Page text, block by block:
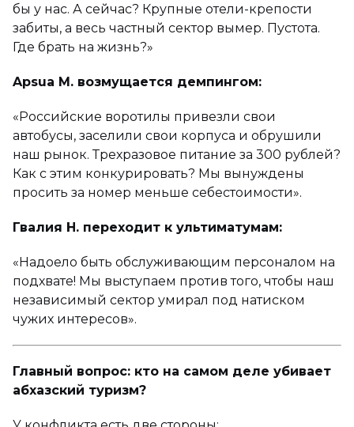
бы у нас. А сейчас? Крупные отели-крепости
забиты, а весь частный сектор вымер. Пустота.
Где брать на жизнь?»
Apsua M. возмущается демпингом:
«Российские воротилы привезли свои
автобусы, заселили свои корпуса и обрушили
наш рынок. Трехразовое питание за 300 рублей?
Как с этим конкурировать? Мы вынуждены
просить за номер меньше себестоимости».
Гвалия Н. переходит к ультиматумам:
«Надоело быть обслуживающим персоналом на
подхвате! Мы выступаем против того, чтобы наш
независимый сектор умирал под натиском
чужих интересов».
Главный вопрос: кто на самом деле убивает
абхазский туризм?